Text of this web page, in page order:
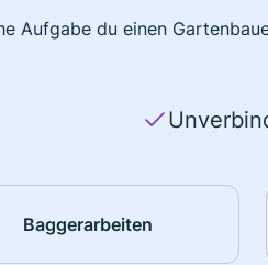
Aufgabe du einen
Baggerarbeiten